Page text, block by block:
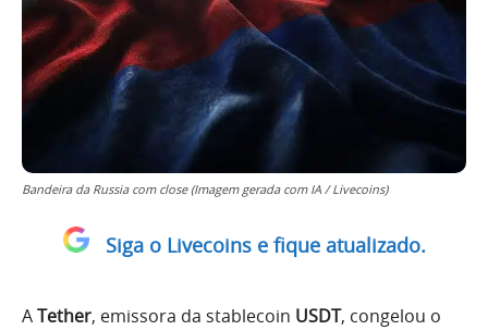
Bandeira da Russia com close (Imagem gerada com IA / Livecoins)
Siga o Livecoins e fique atualizado.
ATether, emissora da stablecoin USDT, congelou o